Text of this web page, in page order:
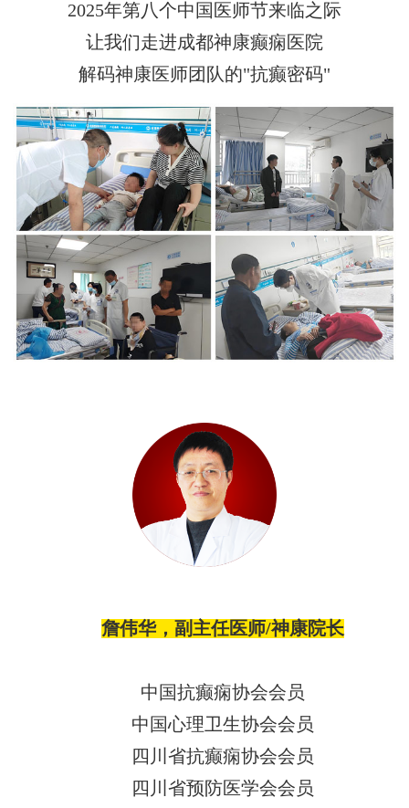
2025年第八个中国医师节来临之际
让我们走进成都神康癫痫医院
解码神康医师团队的"抗癫密码"
詹伟华，副主任医师/神康院长
中国抗癫痫协会会员
中国心理卫生协会会员
四川省抗癫痫协会会员
四川省预防医学会会员